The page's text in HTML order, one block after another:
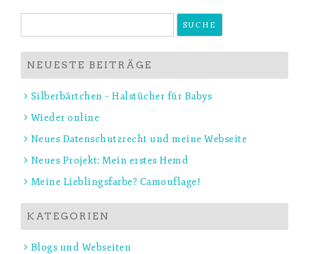
nach:
NEUESTE BEITRÄGE
Silberbärtchen – Halstücher für Babys
Wieder online
Neues Datenschutzrecht und meine Webseite
Neues Projekt: Mein erstes Hemd
Meine Lieblingsfarbe? Camouflage!
KATEGORIEN
Blogs und Webseiten